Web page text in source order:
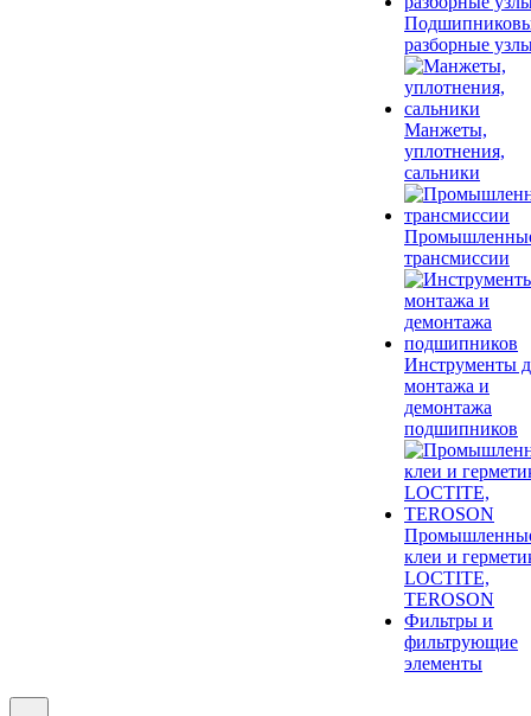
разборные
Манжеты,
уплотнения,
сальники
трансмиссии
Инструменты
монтажа и
демонтажа
подшипников
клеи и
LOCTITE,
TEROSON
Фильтры и
фильтрующие
элементы